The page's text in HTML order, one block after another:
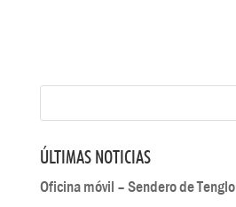
ÚLTIMAS NOTICIAS
Oficina móvil – Sendero de Tenglo